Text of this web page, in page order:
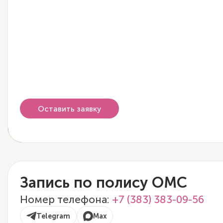
Оставить заявку
Запись по полису ОМС
Номер телефона: +7 (383) 383-09-56
Telegram Max